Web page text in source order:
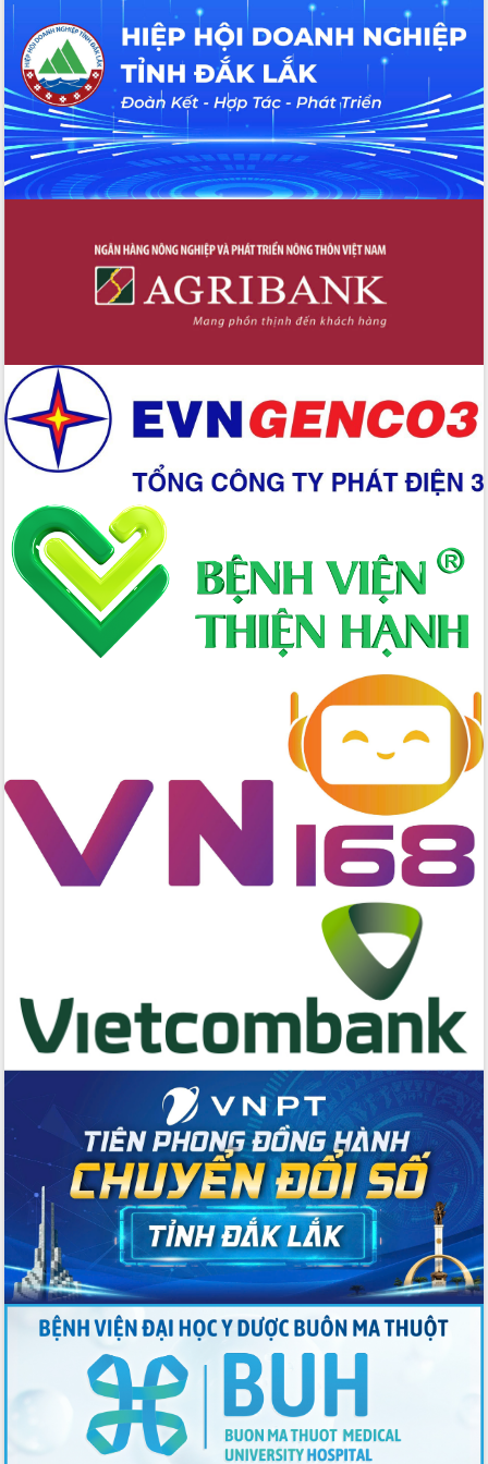
Hội thảo khoa học “Giải pháp thúc đẩy
phát triển nền kinh tế xanh tại tỉnh
Đắk Lắk”
Tăng cường giám sát, đôn đốc thực
hiện nhiệm vụ quản lý tài sản công
hàng tuần
Tháo gỡ những vướng mắc, đẩy mạnh
công tác cải cách thủ tục hành chính
tại Trung tâm Phục vụ hành chính
Đắk Lắk: Tôn vinh 46 giải pháp tại Hội
thi Sáng tạo Kỹ thuật 2024 - 2025
Đắk Lắk rà soát, điều chỉnh Đề án 190
về phát triển nuôi trồng thủy sản
Trương Công Thái kiểm tra thực địa
Dự án cao tốc Khánh Hòa - Buôn Ma
Thuột
Định vị cà phê Việt Nam như một “di
sản sống” trong dòng chảy toàn cầu
Xây dựng nông thôn mới: Nâng cao đời
sống người dân từ những mô hình thiết
thực
Quyết liệt tháo gỡ vướng mắc, đẩy
nhanh tiến độ các dự án trọng điểm
trong Khu kinh tế Nam Phú Yên
Hòn Yến phát triển du lịch gắn với bảo
giải phóng mặt bằng Tuyến đường bộ
ven biển
Đắk Lắk nỗ lực thúc đẩy tăng trưởng
kinh tế từ 10% trở lên trong Quý
II/2026
Đắk Lắk về phát triển nhân lực y tế
cho trạm y tế cấp xã
Du lịch Đắk Lắk nâng tầm trải nghiệm
du khách thông qua Hệ thống cơ sở dữ
Tập huấn ứng dụng trí tuệ nhân tạo (AI)
trong thương mại điện tử năm 2026
Đoàn đại biểu Quốc hội tỉnh Đắk Lắk
trao đổi thông tin trước Kỳ họp thứ
nhất, Quốc hội khóa XVI
Quyết liệt cải cách hành chính, khơi
thông nguồn lực phát triển
Nâng cao hiệu lực, hiệu quả HĐND
tỉnh thông qua hiện đại hóa hành chính
Xã Ea Phê gắn cải cách hành chính với
chuyển đổi số
Phó Chủ tịch Thường trực UBND tỉnh
Hồ Thị Nguyên Thảo làm việc tại Trung
tâm Phục vụ hành chính công xã Ea